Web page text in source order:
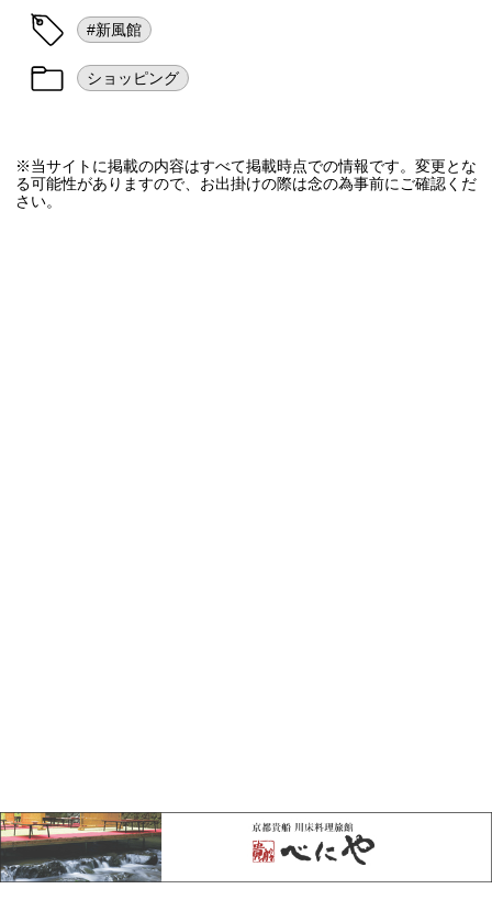
#新風館
ショッピング
※当サイトに掲載の内容はすべて掲載時点での情報です。変更とな
る可能性がありますので、お出掛けの際は念の為事前にご確認くだ
さい。